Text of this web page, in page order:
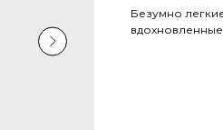
Безумно